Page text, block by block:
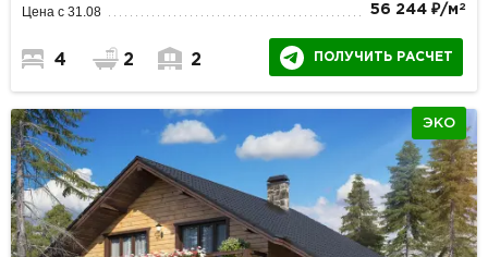
Цена с 31.08 56 244 ₽/м 2
4 2 2 ПОЛУЧИТЬ РАСЧЕТ
ЭКО